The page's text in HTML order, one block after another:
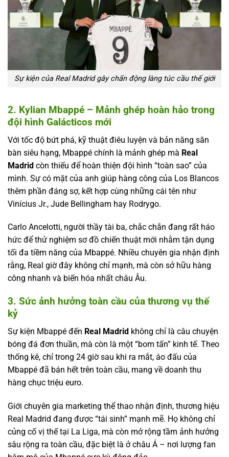
Sự kiện của Real Madrid gây chấn động làng túc cầu thế giới
2. Kylian Mbappé – Mảnh ghép hoàn hảo trong
đội hình Galácticos mới
Với tốc độ bứt phá, kỹ thuật điêu luyện và bản năng săn
bàn siêu hạng, Mbappé chính là mảnh ghép mà Real
Madrid còn thiếu để hoàn thiện đội hình “toàn sao” của
mình. Sự có mặt của anh giúp hàng công của Los Blancos
thêm phần đáng sợ, kết hợp cùng những cái tên như
Vinícius Jr., Jude Bellingham hay Rodrygo.
Carlo Ancelotti, người thầy tài ba, chắc chắn đang rất háo
hức để thử nghiệm sơ đồ chiến thuật mới nhằm tận dụng
tối đa tiềm năng của Mbappé. Nhiều chuyên gia nhận định
rằng, Real giờ đây không chỉ mạnh, mà còn sở hữu hàng
công nhanh và biến hóa nhất châu Âu.
3. Sức ảnh hưởng toàn cầu của thương vụ thế
kỷ
Sự kiện Mbappé đến Real Madrid không chỉ là câu chuyện
bóng đá đơn thuần, mà còn là một “bom tấn” kinh tế. Theo
thống kê, chỉ trong 24 giờ sau khi ra mắt, áo đấu của
Mbappé đã bán hết trên toàn cầu, mang về doanh thu
hàng chục triệu euro.
Giới chuyên gia marketing thể thao nhận định, thương hiệu
Real Madrid đang được “tái sinh” mạnh mẽ. Họ không chỉ
củng cố vị thế tại La Liga, mà còn mở rộng tầm ảnh hưởng
sâu rộng ra toàn cầu, đặc biệt là ở châu Á – nơi lượng fan